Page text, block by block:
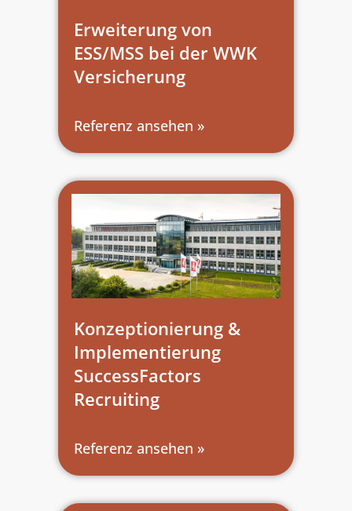
Erweiterung von
ESS/MSS bei der WWK
Versicherung
Referenz ansehen »
Konzeptionierung &
Implementierung
SuccessFactors
Recruiting
Referenz ansehen »